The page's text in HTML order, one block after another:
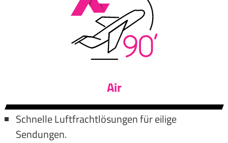
Air
Schnelle Luftfrachtlösungen für eilige
Sendungen.